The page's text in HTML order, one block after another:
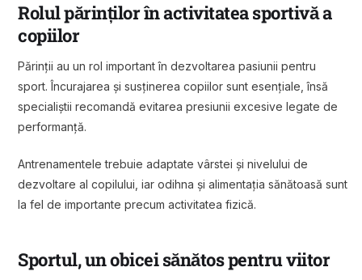
Rolul părinților în activitatea sportivă a
copiilor
Părinții au un rol important în dezvoltarea pasiunii pentru
sport. Încurajarea și susținerea copiilor sunt esențiale, însă
specialiștii recomandă evitarea presiunii excesive legate de
performanță.
Antrenamentele trebuie adaptate vârstei și nivelului de
dezvoltare al copilului, iar odihna și alimentația sănătoasă sunt
la fel de importante precum activitatea fizică.
Sportul, un obicei sănătos pentru viitor